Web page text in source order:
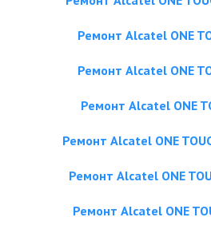
Ремонт Alcatel ONE
Ремонт Alcatel ONE
Ремонт Alcatel ONE
Ремонт Alcatel ONE
Ремонт Alcatel ONE
Ремонт Alcatel ONE